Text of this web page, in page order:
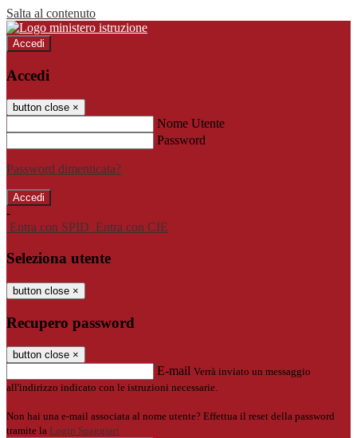
Salta al contenuto
Accedi
Accedi
button close ×
Nome Utente
Password
Password dimenticata?
-
Entra con SPID Entra con CIE
Seleziona utente
button close ×
Recupero password
button close ×
E-mail Verrà inviato un messaggio
all'indirizzo indicato con le istruzioni necessarie.
Non hai una e-mail associata al nome utente? Effettua il reset della password
tramite la Login Spaggiari